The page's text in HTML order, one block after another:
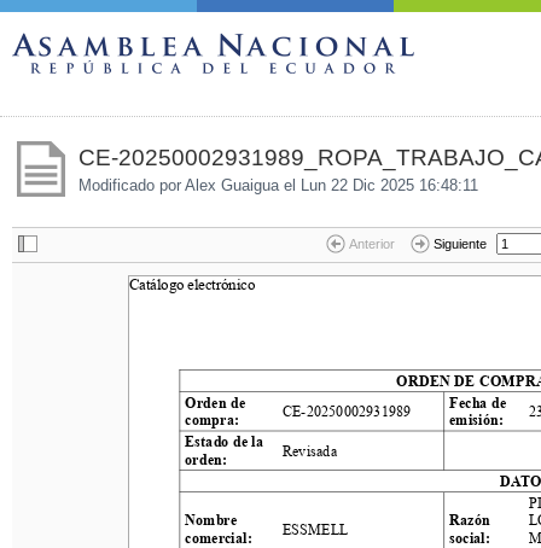
CE-
Modificado por Alex Guaigua el Lun 22 Dic 2025 16:48:11
Anterior Siguiente